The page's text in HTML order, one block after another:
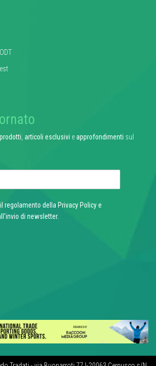
articoli esclusivi eapprofondimenti sul
regolamento della Privacy Policye
di newsletter.